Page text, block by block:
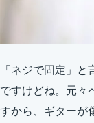
「ネジで固定」
ですけどね。元々
すから、ギターが